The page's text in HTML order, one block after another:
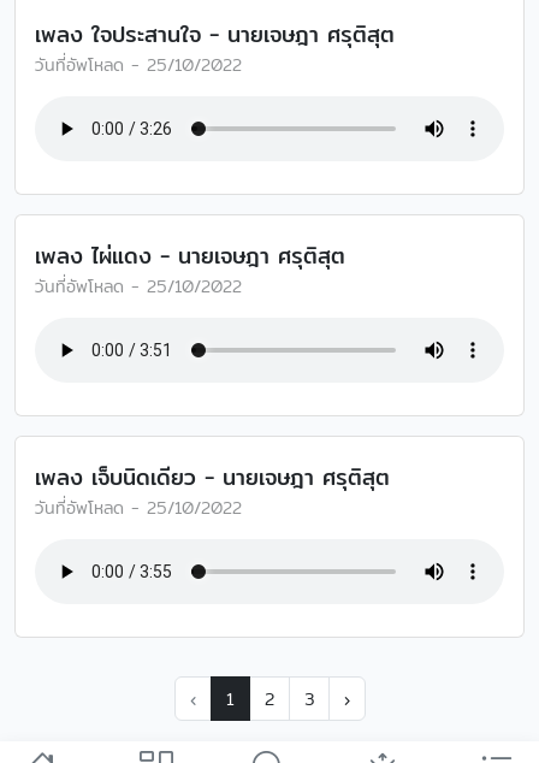
เพลง ใจประสานใจ - นายเจษฎา ศรุติสุต
วันที่อัพโหลด - 25/10/2022
เพลง ไผ่แดง - นายเจษฎา ศรุติสุต
วันที่อัพโหลด - 25/10/2022
เพลง เจ็บนิดเดียว - นายเจษฎา ศรุติสุต
วันที่อัพโหลด - 25/10/2022
‹ 1 2 3 ›